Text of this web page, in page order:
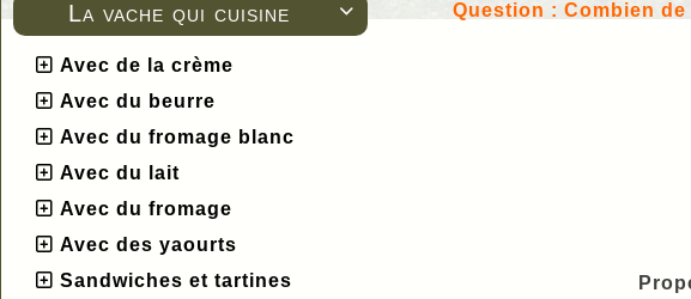

La vache qui cuisine
Avec de la crème
Avec du beurre
Avec du fromage blanc
Avec du lait
Avec du fromage
Avec des yaourts
Sandwiches et tartines
Question : Combien